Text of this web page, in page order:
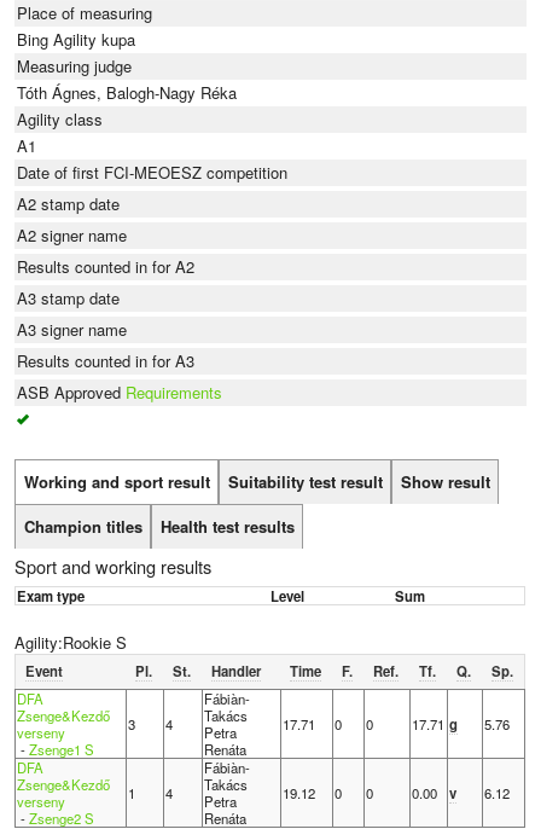
Place of measuring
Bing Agility kupa
Measuring judge
Tóth Ágnes, Balogh-Nagy Réka
Agility class
A1
Date of first FCI-MEOESZ competition
A2 stamp date
A2 signer name
Results counted in for A2
A3 stamp date
A3 signer name
Results counted in for A3
ASB Approved Requirements
Working and sport result Suitability test result
Show result
Champion titles
Health test results
Sport and working results
Exam type Level Sum
Agility:Rookie S
Event Pl. St. Handler Time F. Ref. Tf. Q.
Sp.
DFA
Zsenge&Kezdő
verseny
-Zsenge1 S
3 4
Fábiàn-
Takács
Petra
Renáta
17.71 0 0 17.71 g 5.76
DFA
Zsenge&Kezdő
verseny
-Zsenge2 S
1 4
Fábiàn-
Takács
Petra
Renáta
19.12 0 0 0.00 v 6.12